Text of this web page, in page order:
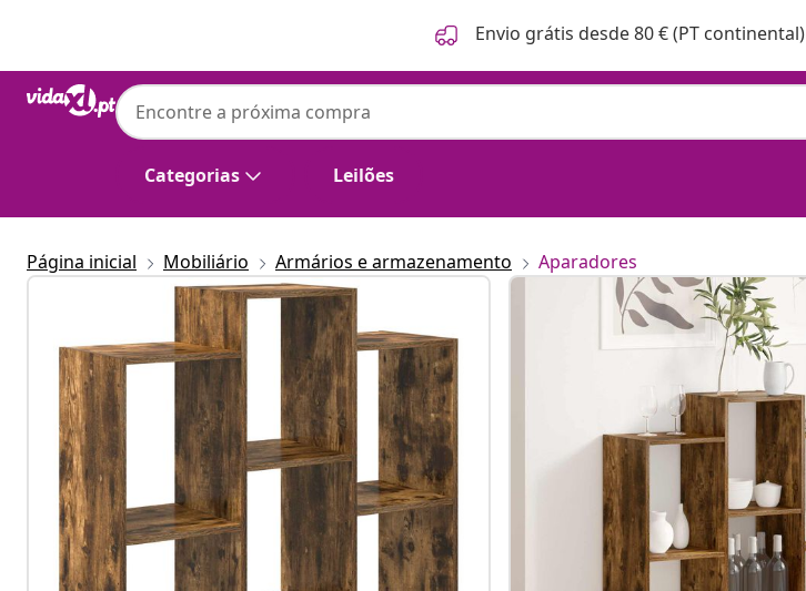
Envio grátis desde 80 € (PT continental)
Categorias Leilões
Página inicial Mobiliário Armários e armazenamento Aparadores